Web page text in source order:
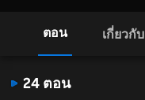
ตอน เกี่ยวกับ
24 ตอน